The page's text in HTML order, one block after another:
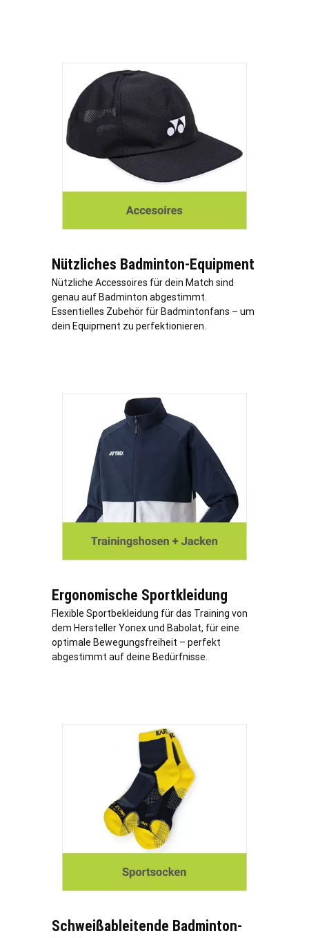
Nützliches Badminton-Equipment
Nützliche Accessoires für dein Match sind
genau auf Badminton abgestimmt.
Essentielles Zubehör für Badmintonfans – um
dein Equipment zu perfektionieren.
Ergonomische Sportkleidung
Flexible Sportbekleidung für das Training von
dem Hersteller Yonex und Babolat, für eine
optimale Bewegungsfreiheit – perfekt
abgestimmt auf deine Bedürfnisse.
Schweißableitende Badminton-